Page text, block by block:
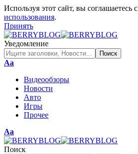
Используя этот сайт, вы соглашаетесь с
использования.
Принять
Уведомление
Изменение
шрифта
Аа
Видеообзоры
Новости
Авто
Игры
Прочее
Изменение
размера
шрифта
Аа
Поиск